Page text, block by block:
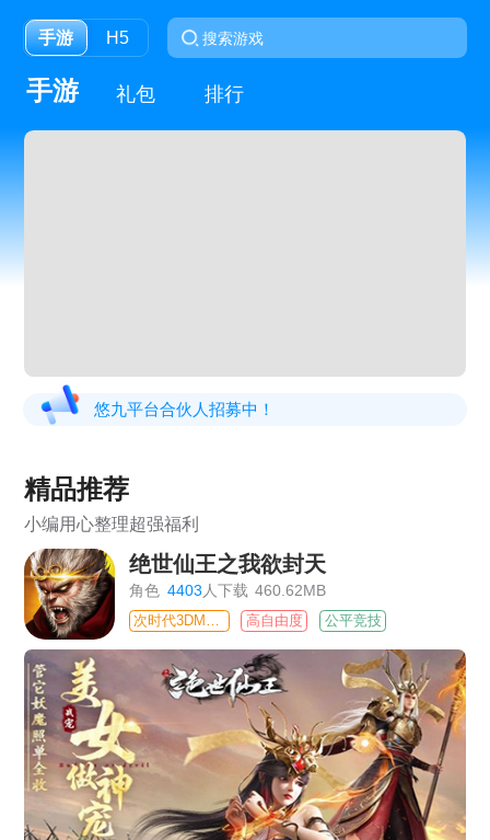
手游 H5
手游 礼包 排行
悠九平台合伙人招募中！
精品推荐
小编用心整理超强福利
绝世仙王之我欲封天
角色 4403人下载 460.62MB
高自由度 公平竞技